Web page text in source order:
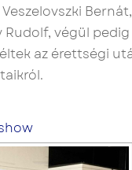
Rudolf, végül
az érettségi